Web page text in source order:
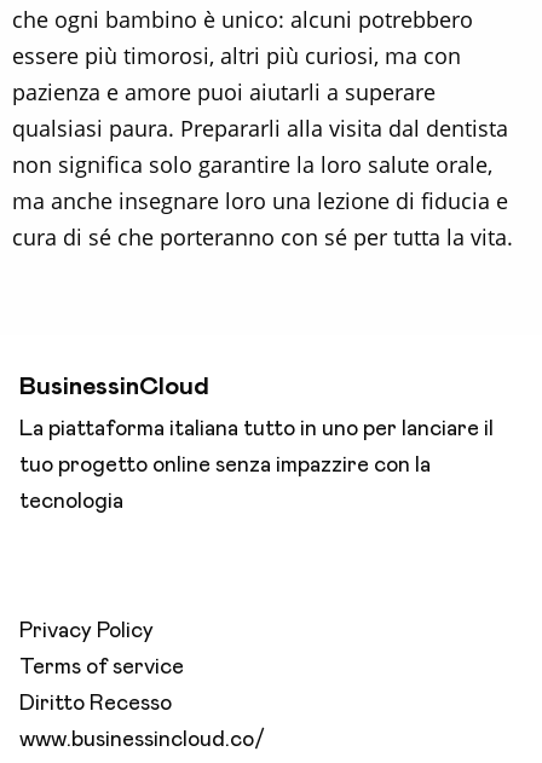
che ogni bambino è unico: alcuni potrebbero
essere più timorosi, altri più curiosi, ma con
pazienza e amore puoi aiutarli a superare
qualsiasi paura. Prepararli alla visita dal dentista
non significa solo garantire la loro salute orale,
ma anche insegnare loro una lezione di fiducia e
cura di sé che porteranno con sé per tutta la vita.
BusinessinCloud
La piattaforma italiana tutto in uno per lanciare il
tuo progetto online senza impazzire con la
tecnologia
Privacy Policy
Terms of service
Diritto Recesso
www.businessincloud.co/